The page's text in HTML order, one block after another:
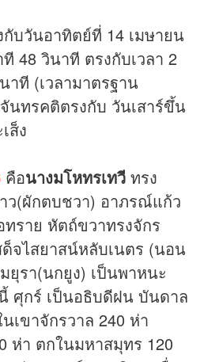
บวันอาทิตย์ที่ 14 เมษายน
48 วินาที ตรงกับเวลา 2
าที (เวลามาตรฐาน
นทรคติตรงกับ วันเสาร์ขึ้น
ส็ง
คือนางมโหทรเทวี ทรง
ว(ผักตบชวา) อาภรณ์แก้ว
ราย หัตถ์ขวาทรงจักร
จไสยาสน์หลับเนตร (นอน
ยุรา(นกยูง) เป็นพาหนะ
ศุกร์ เป็นอธิบดีฝน บันดาล
เขาจักรวาล 240 ห่า
ห่า ตกในมหาสมุทร 120